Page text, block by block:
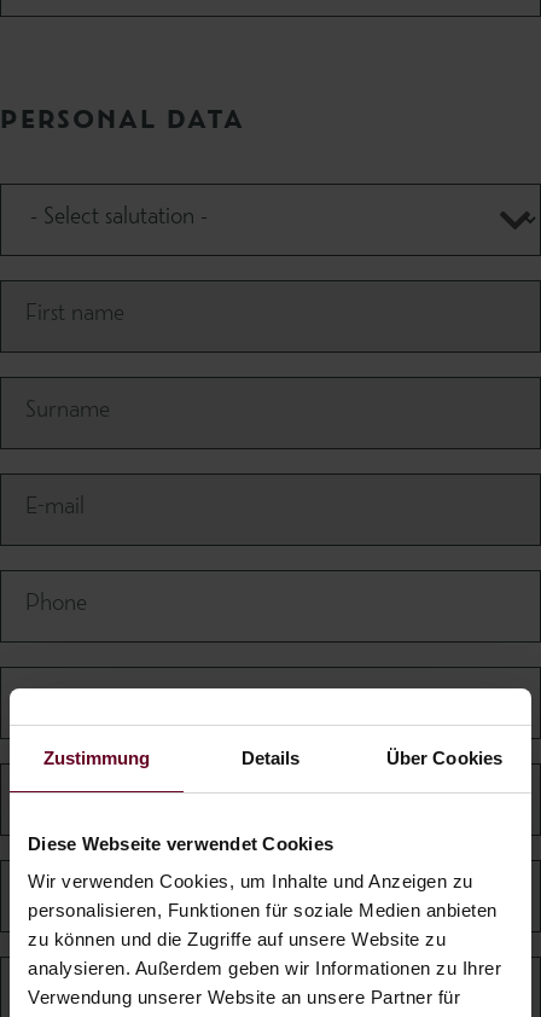
Zustimmung Details Über Cookies
Diese Webseite verwendet Cookies
Wir verwenden Cookies, um Inhalte und Anzeigen zu
personalisieren, Funktionen für soziale Medien anbieten
zu können und die Zugriffe auf unsere Website zu
analysieren. Außerdem geben wir Informationen zu Ihrer
Verwendung unserer Website an unsere Partner für
PERSONAL DATA